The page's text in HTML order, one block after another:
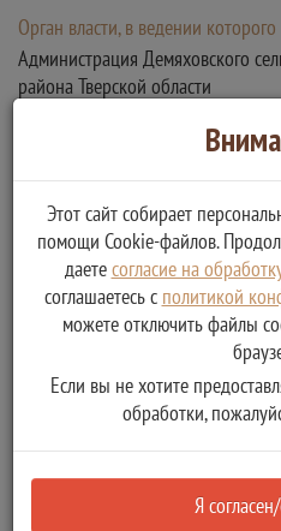
Орган власти, в ведении
Администрация Демяховского
района Тверской области
для получения муниципальной
Скачать
Шаблон для заполнения
услуги о признании
помещением, жилого
непригодным для
электронной форме
Тип:
Этот сайт собирает
помощи Cookie-файлов.
даетесогласие на
соглашаетесь с политикой
можете отключить файлы
Если вы не хотите
обработки,
Я